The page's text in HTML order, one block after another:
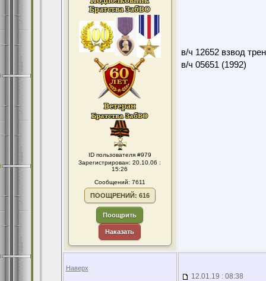
ID пользователя #979
Зарегистрирован: 20.10.06 :
15:26
Сообщений: 7611
ПООЩРЕНИЙ: 616
Поощрить
Наказать
в/ч 12652 взвод
в/ч 05651 (1992)
Наверх
12.01.19 : 08:38